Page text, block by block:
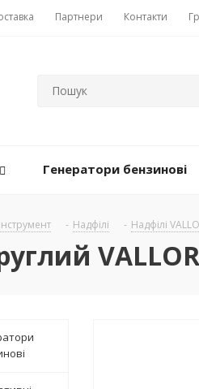
Партнери Контакти
Генератори бензинові
- Надфілі - Надфілі